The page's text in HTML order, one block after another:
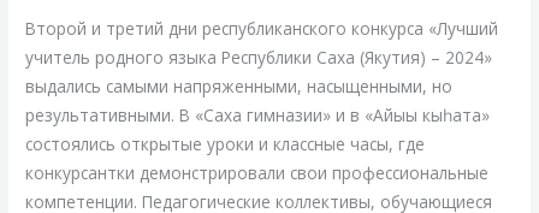
Второй и третий дни республиканского конкурса «Лучший
учитель родного языка Республики Саха (Якутия) – 2024»
выдались самыми напряженными, насыщенными, но
результативными. В «Саха гимназии» и в «Айыы кыһата»
состоялись открытые уроки и классные часы, где
конкурсантки демонстрировали свои профессиональные
компетенции. Педагогические коллективы, обучающиеся
из
лучших
учителей
родного
языка
республики
2024